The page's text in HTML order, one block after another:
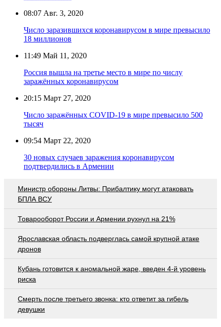
08:07 Авг. 3, 2020
Число заразившихся коронавирусом в мире превысило
18 миллионов
11:49 Май 11, 2020
Россия вышла на третье место в мире по числу
заражённых коронавирусом
20:15 Март 27, 2020
Число заражённых COVID-19 в мире превысило 500
тысяч
09:54 Март 22, 2020
30 новых случаев заражения коронавирусом
подтвердились в Армении
Министр обороны Литвы: Прибалтику могут атаковать
БПЛА ВСУ
Товарооборот России и Армении рухнул на 21%
Ярославская область подверглась самой крупной атаке
дронов
Кубань готовится к аномальной жаре, введен 4-й уровень
риска
Смерть после третьего звонка: кто ответит за гибель
девушки